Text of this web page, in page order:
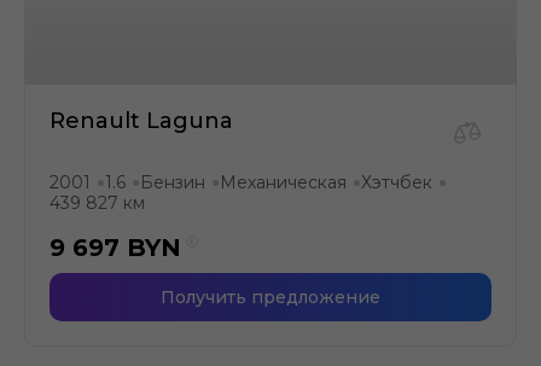
Renault Laguna
2001 ●1.6 ● Бензин ● Механическая ●Хэтчбек ●
439 827 км
9 697 BYN
Получить предложение